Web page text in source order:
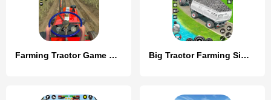
Farming Tractor Game Simulator Big Tractor Farming Simulator